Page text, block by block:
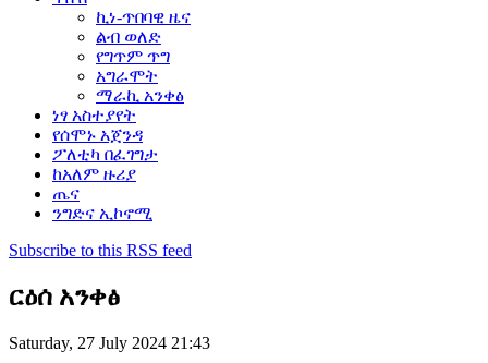
ኪነ-ጥበባዊ ዜና
ልብ ወለድ
የግጥም ጥግ
አግራሞት
ማራኪ አንቀፅ
ነፃ አስተያየት
የሰሞኑ አጀንዳ
ፖለቲካ በፈገግታ
ከአለም ዙሪያ
ጤና
ንግድና ኢኮኖሚ
Subscribe to this RSS feed
ርዕሰ አንቀፅ
Saturday, 27 July 2024 21:43